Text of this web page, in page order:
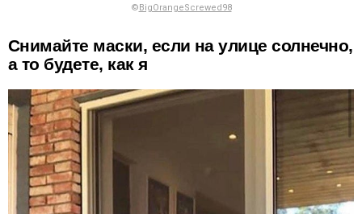
©BigOrangeScrewed98
Снимайте маски, если на улице солнечно,
а то будете, как я